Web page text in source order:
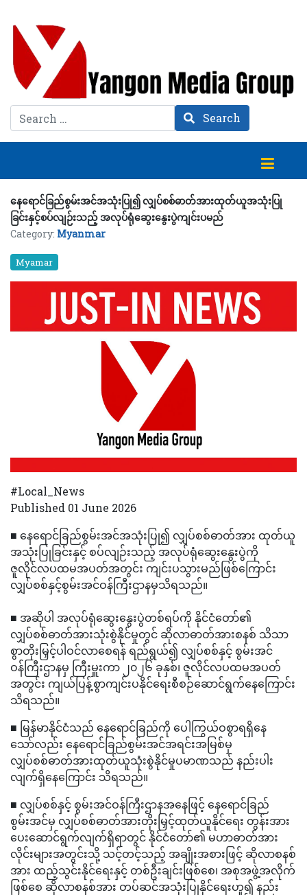
Search Search
နေရောင်ခြည်စွမ်းအင်အသုံးပြု၍ လျှပ်စစ်ဓာတ်အားထုတ်ယူအသုံးပြု
ခြင်းနှင့်စပ်လျဉ်းသည့် အလုပ်ရုံဆွေးနွေးပွဲကျင်းပမည်
Category: Myanmar
Myamar
#Local_News
Published 01 June 2026
■ နေရောင်ခြည်စွမ်းအင်အသုံးပြု၍ လျှပ်စစ်ဓာတ်အား ထုတ်ယူ
အသုံးပြုခြင်းနှင့် စပ်လျဉ်းသည့် အလုပ်ရုံဆွေးနွေးပွဲကို
ဇူလိုင်လပထမအပတ်အတွင်း ကျင်းပသွားမည်ဖြစ်ကြောင်း
လျှပ်စစ်နှင့်စွမ်းအင်ဝန်ကြီးဌာနမှသိရသည်။
■ အဆိုပါ အလုပ်ရုံဆွေးနွေးပွဲတစ်ရပ်ကို နိုင်ငံတော်၏
လျှပ်စစ်ဓာတ်အားသုံးစွဲနိုင်မှုတွင် ဆိုလာဓာတ်အားစနစ် သိသာ
စွာတိုးမြှင့်ပါဝင်လာစေရန် ရည်ရွယ်၍ လျှပ်စစ်နှင့် စွမ်းအင်
ဝန်ကြီးဌာနမှ ကြီးမှူးကာ ၂၀၂၆ ခုနှစ်၊ ဇူလိုင်လပထမအပတ်
အတွင်း ကျယ်ပြန့်စွာကျင်းပနိုင်ရေးစီစဉ်ဆောင်ရွက်နေကြောင်း
သိရသည်။
■ မြန်မာနိုင်ငံသည် နေရောင်ခြည်ကို ပေါကြွယ်ဝစွာရရှိနေ
သော်လည်း နေရောင်ခြည်စွမ်းအင်အရင်းအမြစ်မှ
လျှပ်စစ်ဓာတ်အားထုတ်ယူသုံးစွဲနိုင်မှုပမာဏသည် နည်းပါး
လျက်ရှိနေကြောင်း သိရသည်။
■ လျှပ်စစ်နှင့် စွမ်းအင်ဝန်ကြီးဌာနအနေဖြင့် နေရောင်ခြည်
စွမ်းအင်မှ လျှပ်စစ်ဓာတ်အားတိုးမြှင့်ထုတ်ယူနိုင်ရေး တွန်းအား
ပေးဆောင်ရွက်လျက်ရှိရာတွင် နိုင်ငံတော်၏ မဟာဓာတ်အား
လိုင်းများအတွင်းသို့ သင့်တင့်သည့် အချိုးအစားဖြင့် ဆိုလာစနစ်
အား ထည့်သွင်းနိုင်ရေးနှင့် တစ်ဦးချင်းဖြစ်စေ၊ အစုအဖွဲ့အလိုက်
ဖြစ်စေ ဆိုလာစနစ်အား တပ်ဆင်အသုံးပြုနိုင်ရေးဟူ၍ နည်း